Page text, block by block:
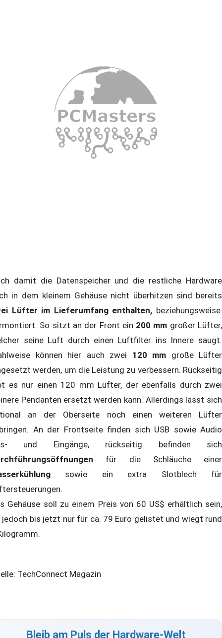
damit die Datenspeicher und die restliche Hardware
in dem kleinem Gehäuse nicht überhitzen sind bereits
Lüfter im Lieferumfang enthalten, beziehungsweise
So sitzt an der Front ein 200 mm großer Lüfter,
seine Luft durch einen Luftfilter ins Innere saugt.
können hier auch zwei 120 mm große Lüfter
werden, um die Leistung zu verbessern. Rückseitig
es nur einen 120 mm Lüfter, der ebenfalls durch zwei
Pendanten ersetzt werden kann. Allerdings lässt sich
an der Oberseite noch einen weiteren Lüfter
An der Frontseite finden sich USB sowie Audio
und Eingänge, rückseitig befinden sich
für die Schläuche einer
sowie ein extra Slotblech für
Gehäuse soll zu einem Preis von 60 US$ erhältlich sein,
bis jetzt nur für ca. 79 Euro gelistet und wiegt rund
TechConnect Magazin
Bleib am Puls der Hardware-Welt